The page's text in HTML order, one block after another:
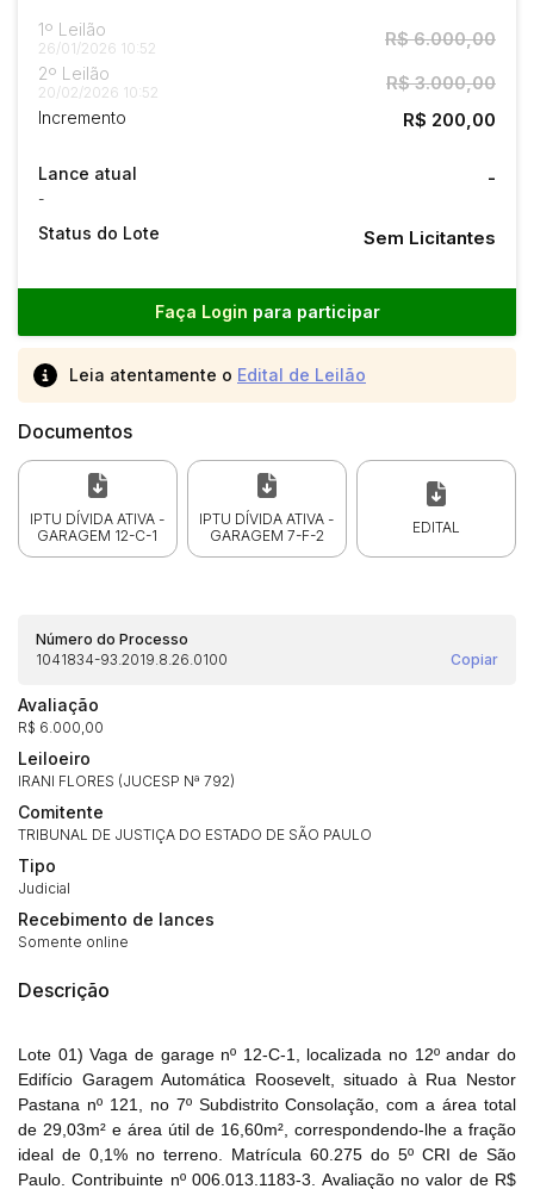
1º Leilão
26/01/2026 10:52 R$ 6.000,00
2º Leilão
20/02/2026 10:52 R$ 3.000,00
Incremento R$ 200,00
Lance atual
-
-
Status do Lote Sem Licitantes
Faça Login para participar
Leia atentamente o Edital de Leilão
Documentos
IPTU DÍVIDA ATIVA -
GARAGEM 12-C-1
IPTU DÍVIDA ATIVA -
GARAGEM 7-F-2
EDITAL
Número do Processo
1041834-93.2019.8.26.0100
Copiar
Avaliação
R$ 6.000,00
Leiloeiro
IRANI FLORES (JUCESP Nª 792)
Comitente
TRIBUNAL DE JUSTIÇA DO ESTADO DE SÃO PAULO
Tipo
Judicial
Recebimento de lances
Somente online
Descrição
Lote 01) Vaga de garage nº 12-C-1, localizada no 12º andar do
Edifício Garagem Automática Roosevelt, situado à Rua Nestor
Pastana nº 121, no 7º Subdistrito Consolação, com a área total
de 29,03m² e área útil de 16,60m², correspondendo-lhe a fração
ideal de 0,1% no terreno. Matrícula 60.275 do 5º CRI de São
Paulo. Contribuinte nº 006.013.1183-3. Avaliação no valor de R$